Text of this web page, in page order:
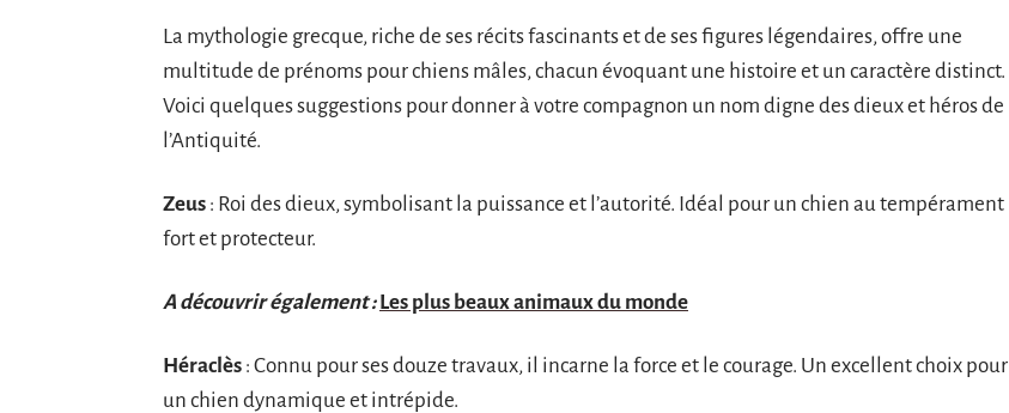
La mythologie grecque, riche de ses récits fascinants et de ses figures légendaires, offre une
multitude de prénoms pour chiens mâles, chacun évoquant une histoire et un caractère distinct.
Voici quelques suggestions pour donner à votre compagnon un nom digne des dieux et héros de
l’Antiquité.
Zeus : Roi des dieux, symbolisant la puissance et l’autorité. Idéal pour un chien au tempérament
fort et protecteur.
A découvrir également : Les plus beaux animaux du monde
Héraclès : Connu pour ses douze travaux, il incarne la force et le courage. Un excellent choix pour
un chien dynamique et intrépide.